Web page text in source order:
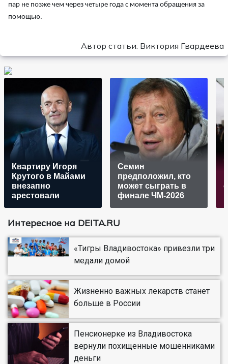
пар не позже чем через четыре года с момента обращения за
помощью.
Автор статьи: Виктория Гвардеева
Квартиру Игоря
Крутого в Майами
внезапно
арестовали
Семин
предположил, кто
может сыграть в
финале ЧМ-2026
Интересное на DEITA.RU
«Тигры Владивостока» привезли три
медали домой
Жизненно важных лекарств станет
больше в России
Пенсионерке из Владивостока
вернули похищенные мошенниками
деньги